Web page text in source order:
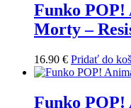
Funko POP!
Morty –
16.90 € Pridať do
Funko POP!